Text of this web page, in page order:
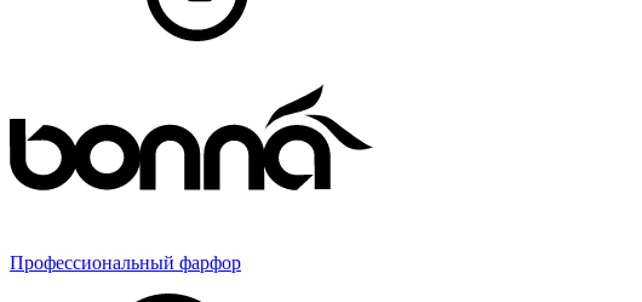
Профессиональный фарфор